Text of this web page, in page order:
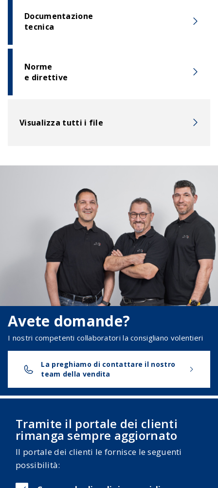
Documentazione
tecnica
Norme
e direttive
Visualizza tutti i file
Avete domande?
I nostri competenti collaboratori la consigliano volentieri
La preghiamo di contattare il nostro
team della vendita
Tramite il portale dei clienti
rimanga sempre aggiornato
Il portale dei clienti le fornisce le seguenti
possibilità: